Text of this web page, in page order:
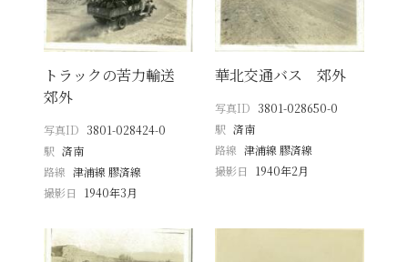
トラックの苦力輸送
郊外
写真ID 3801-028424-0
駅 済南
路線 津浦線 膠済線
撮影日
1940年3月
華北交通バス 郊外
写真ID 3801-028650-0
駅 済南
路線 津浦線 膠済線
撮影日
1940年2月